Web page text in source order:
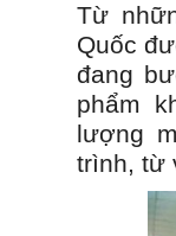
Từ
Quốc
đang
phẩm
lượng
trình, từ